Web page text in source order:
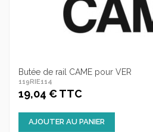
Butée de rail CAME pour VER
119RIE114
19,04 € TTC
AJOUTER AU PANIER